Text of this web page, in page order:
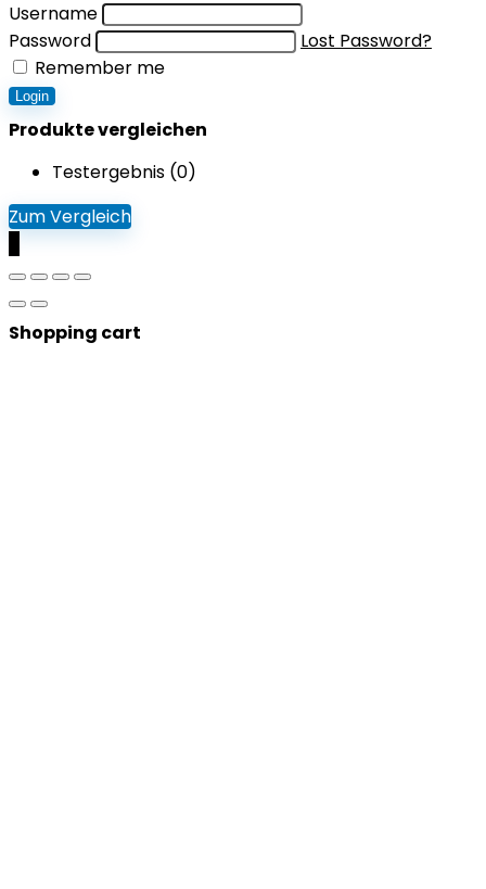
Username
Password
Lost Password?
Remember me
Login
Produkte vergleichen
Testergebnis (0)
Zum Vergleich
Shopping cart